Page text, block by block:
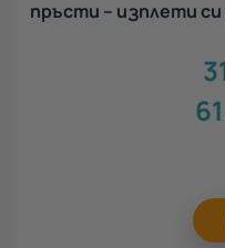
пръсти – изплети